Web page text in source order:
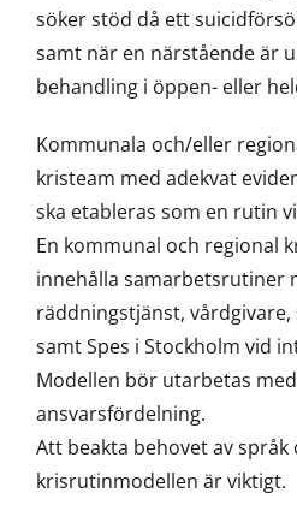
söker stöd då ett
samt när en närstående är
behandling i öppen- eller
Kommunala och/eller
kristeam med adekvat
ska etableras som en rutin
En kommunal och regional
innehålla samarbetsrutiner
räddningstjänst, vårdgivare,
samt Spes i Stockholm vid
Modellen bör utarbetas
ansvarsfördelning.
Att beakta behovet av
krisrutinmodellen är viktigt.